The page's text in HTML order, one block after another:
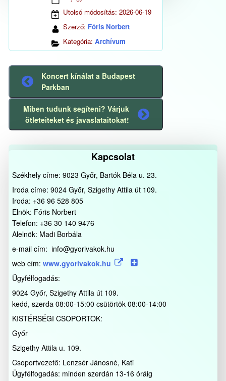
Utolsó módosítás: 2026-06-19
Szerző: Fóris Norbert
Kategória: Archívum
Előző
bejegyzés
Koncert kínálat a Budapest
Parkban
Következő
bejegyzés
Miben tudunk segíteni? Várjuk
ötleteiteket és javaslataitokat!
Kapcsolat
Székhely címe: 9023 Győr, Bartók Béla u. 23.
Iroda címe: 9024 Győr, Szigethy Attila út 109.
Iroda: +36 96 528 805
Elnök: Fóris Norbert
Telefon: +36 30 140 9476
Alelnök: Madi Borbála
e-mail cím: info@gyorivakok.hu
web cím: www.gyorivakok.hu
Ügyfélfogadás:
9024 Győr, Szigethy Attila út 109.
kedd, szerda 08:00-15:00 csütörtök 08:00-14:00
KISTÉRSÉGI CSOPORTOK:
Győr
Szigethy Attila u. 109.
Csoportvezető: Lenzsér Jánosné, Kati
Ügyfélfogadás: minden szerdán 13-16 óráig